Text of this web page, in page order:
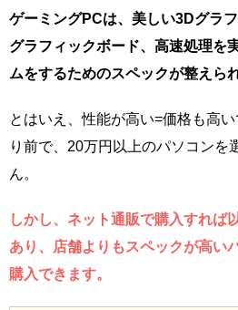
ゲーミングPCは、美しい3Dグラ
グラフィックボード、高速処理を
ムをするためのスペックが整えら
とはいえ、性能が高い=価格も高
り前で、20万円以上のパソコンを
ん。
しかし、ネット通販で購入すれば
あり、店舗よりもスペックが高い
購入できます。